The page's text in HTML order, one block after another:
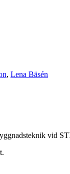
, Lena Bäsén
vid